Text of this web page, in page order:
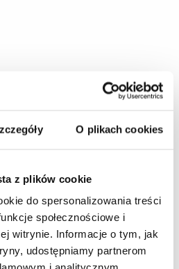
O plikach cookies
z plików cookie
do spersonalizowania treści
społecznościowe i
witrynie. Informacje o tym, jak
udostępniamy partnerom